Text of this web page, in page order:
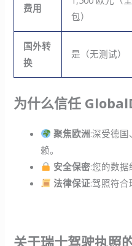
费用
包）
国外转
换
是（无测试）
为什么信任
聚焦欧洲:深受德
赖。
安全保密:您的数据
法律保证:驾照符合
关于瑞士驾驶执照